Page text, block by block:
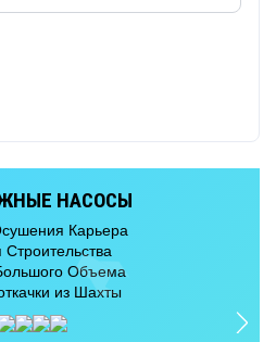
НАСОСЫ
Сооружений
Канализации
Объема